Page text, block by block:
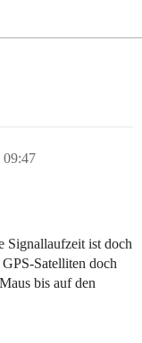
09:47
Signallaufzeit ist doch
Satelliten doch
bis auf den